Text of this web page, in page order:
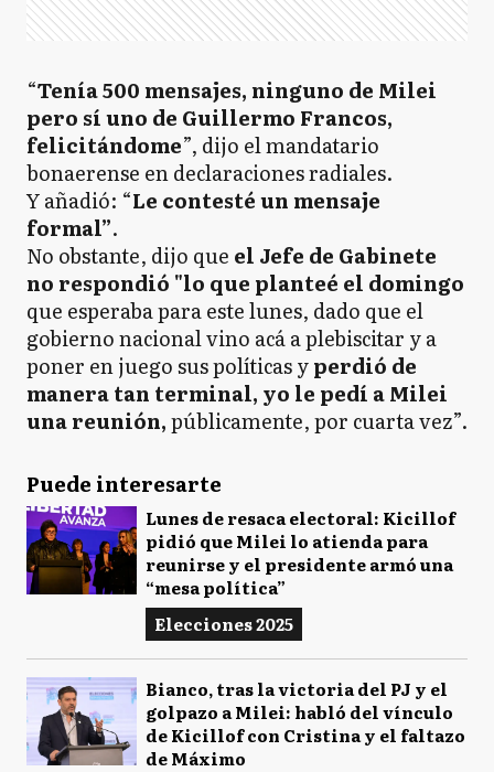
“Tenía 500 mensajes, ninguno de Milei
pero sí uno de Guillermo Francos,
felicitándome”, dijo el mandatario
bonaerense en declaraciones radiales.
Y añadió: “Le contesté un mensaje
formal”.
No obstante, dijo que el Jefe de Gabinete
no respondió "lo que planteé el domingo
que esperaba para este lunes, dado que el
gobierno nacional vino acá a plebiscitar y a
poner en juego sus políticas yperdió de
manera tan terminal, yo le pedí a Milei
una reunión,públicamente, por cuarta vez”.
Puede interesarte
Lunes de resaca electoral: Kicillof
pidió que Milei lo atienda para
reunirse y el presidente armó una
“mesa política”
Elecciones 2025
Bianco, tras la victoria del PJ y el
golpazo a Milei: habló del vínculo
de Kicillof con Cristina y el faltazo
de Máximo